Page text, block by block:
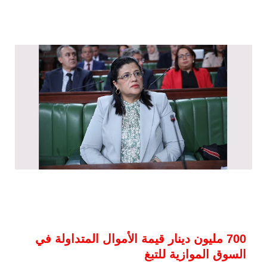
700 مليون دينار قيمة الأموال المتداولة في
السوق الموازية للتبغ